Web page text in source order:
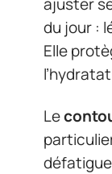
du jour :
Elle
Le